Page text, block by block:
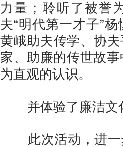
力量；聆听了被誉
夫“明代第一才子”
黄峨助夫传学、协
家、助廉的传世故事
为直观的认识。
并体验了廉洁文
此次活动，进一